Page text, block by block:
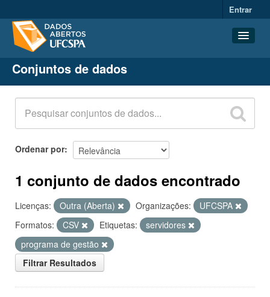
Entrar
Conjuntos de dados
Organizações
Grupos
Sobre
Conjuntos de dados
Ordenar por
1 conjunto de dados encontrado
Licenças: Outra (Aberta) Organizações:
UFCSPA
Formatos:
CSV Etiquetas:
servidores
programa de gestão
Filtrar Resultados